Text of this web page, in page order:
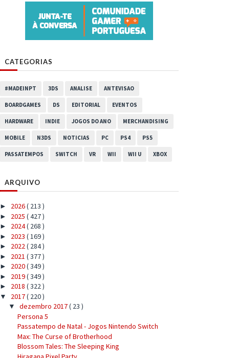
CATEGORIAS
#MADEINPT 3DS ANALISE ANTEVISAO
BOARDGAMES DS EDITORIAL EVENTOS
HARDWARE INDIE JOGOS DO ANO MERCHANDISING
MOBILE N3DS NOTICIAS PC PS4 PS5
PASSATEMPOS SWITCH VR WII WII U XBOX
ARQUIVO
► 2026( 213 )
► 2025 ( 427 )
► 2024( 268 )
► 2023 ( 169 )
► 2022( 284 )
► 2021 ( 377 )
► 2020( 349 )
► 2019( 349 )
► 2018 ( 322 )
▼ 2017( 220 )
▼ dezembro 2017( 23 )
Persona 5
Passatempo de Natal - Jogos Nintendo Switch
Max: The Curse of Brotherhood
Blossom Tales: The Sleeping King